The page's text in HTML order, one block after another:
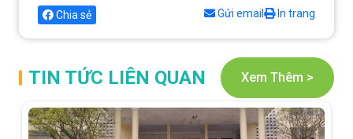
Chia sẻ Gửi email In trang
TIN TỨC LIÊN QUAN Xem Thêm >